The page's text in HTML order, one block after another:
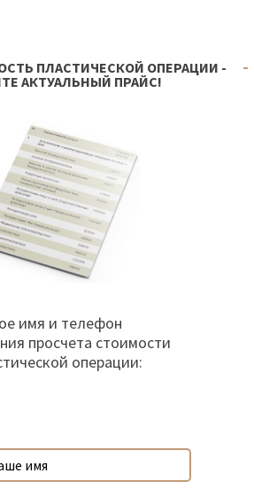
ПЛАСТИЧЕСКОЙ ОПЕРАЦИИ -
АКТУАЛЬНЫЙ ПРАЙС!
имя и телефон
просчета стоимости
операции: